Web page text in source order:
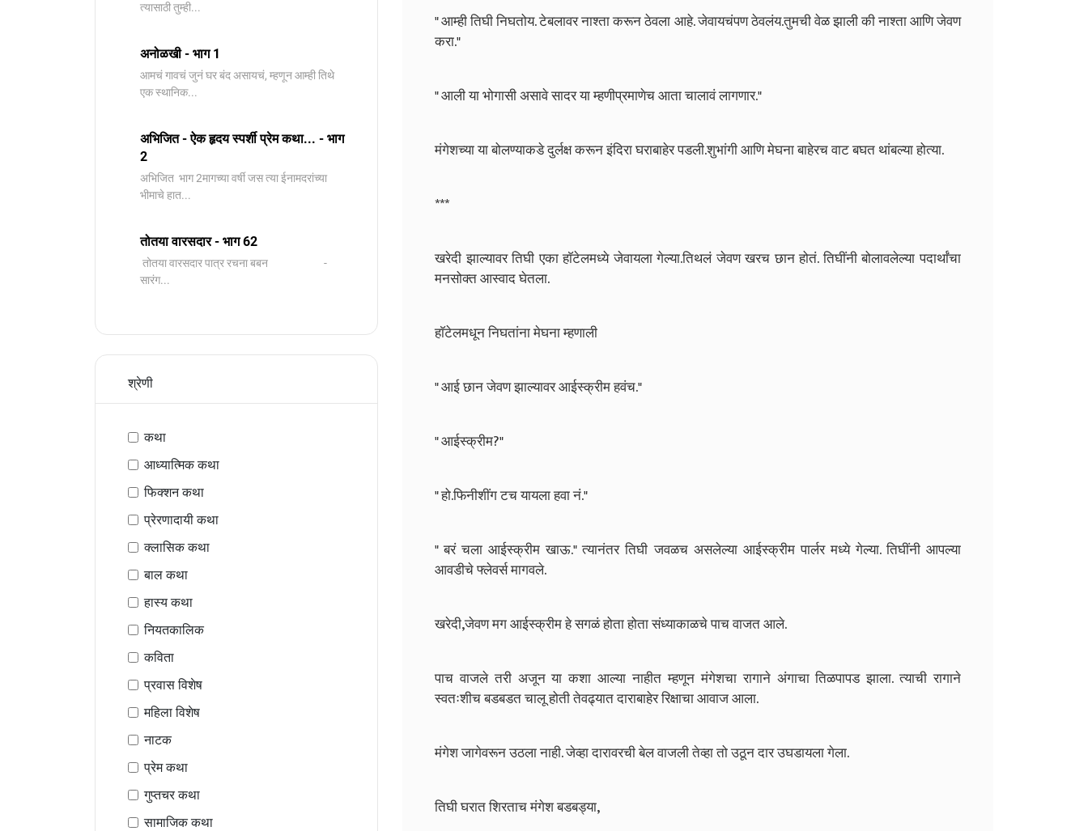
त्यासाठी तुम्ही...
अनोळखी - भाग 1
आमचं गावचं जुनं घर बंद असायचं, म्हणून आम्ही तिथे
एक स्थानिक...
अभिजित - ऐक हृदय स्पर्शी प्रेम कथा... - भाग
2
️अभिजित ️ भाग 2मागच्या वर्षी जस त्या ईनामदरांच्या
भीमाचे हात...
तोतया वारसदार - भाग 62
तोतया वारसदार पात्र रचना बबन -
सारंग...
श्रेणी
कथा
आध्यात्मिक कथा
फिक्शन कथा
प्रेरणादायी कथा
क्लासिक कथा
बाल कथा
हास्य कथा
नियतकालिक
कविता
प्रवास विशेष
महिला विशेष
नाटक
प्रेम कथा
गुप्तचर कथा
सामाजिक कथा
" आम्ही तिघी निघतोय. टेबलावर नाश्ता करून ठेवला आहे. जेवायचंपण ठेवलंय.तुमची वेळ झाली की नाश्ता आणि जेवण
करा."
" आली या भोगासी असावे सादर या म्हणीप्रमाणेच आता चालावं लागणार."
मंगेशच्या या बोलण्याकडे दुर्लक्ष करून इंदिरा घराबाहेर पडली.शुभांगी आणि मेघना बाहेरच वाट बघत थांबल्या होत्या.
***
खरेदी झाल्यावर तिघी एका हाॅटेलमध्ये जेवायला गेल्या.तिथलं जेवण खरच छान होतं. तिघींनी बोलावलेल्या पदार्थांचा
मनसोक्त आस्वाद घेतला.
हाॅटेलमधून निघतांना मेघना म्हणाली
" आई छान जेवण झाल्यावर आईस्क्रीम हवंच."
" आईस्क्रीम?"
" हो.फिनीशींग टच यायला हवा नं."
" बरं चला आईस्क्रीम खाऊ." त्यानंतर तिघी जवळच असलेल्या आईस्क्रीम पार्लर मध्ये गेल्या. तिघींनी आपल्या
आवडीचे फ्लेवर्स मागवले.
खरेदी,जेवण मग आईस्क्रीम हे सगळं होता होता संध्याकाळचे पाच वाजत आले.
पाच वाजले तरी अजून या कशा आल्या नाहीत म्हणून मंगेशचा रागाने अंगाचा तिळपापड झाला. त्याची रागाने
स्वतःशीच बडबडत चालू होती तेवढ्यात दाराबाहेर रिक्षाचा आवाज आला.
मंगेश जागेवरून उठला नाही. जेव्हा दारावरची बेल वाजली तेव्हा तो उठून दार उघडायला गेला.
तिघी घरात शिरताच मंगेश बडबड्या,